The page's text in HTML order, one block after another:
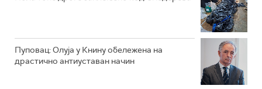
Пуповац: Олуја у Книну обележена на
драстично антиуставан начин